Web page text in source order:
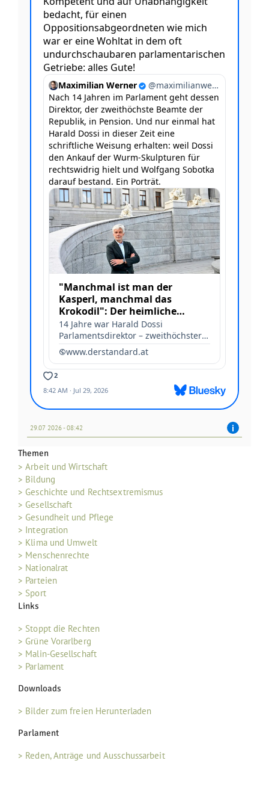
29.07 2026 - 08:42
Themen
> Arbeit und Wirtschaft
> Bildung
> Geschichte und Rechtsextremismus
> Gesellschaft
> Gesundheit und Pflege
> Integration
> Klima und Umwelt
> Menschenrechte
> Nationalrat
> Parteien
> Sport
Links
> Stoppt die Rechten
> Grüne Vorarlberg
> Malin-Gesellschaft
> Parlament
Downloads
> Bilder zum freien Herunterladen
Parlament
> Reden, Anträge und Ausschussarbeit